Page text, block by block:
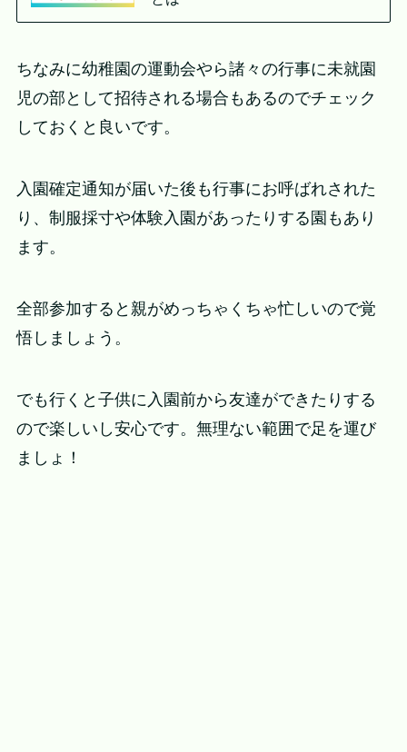
ちなみに幼稚園の運動会やら諸々の行事に未就園
児の部として招待される場合もあるのでチェック
しておくと良いです。
入園確定通知が届いた後も行事にお呼ばれされた
り、制服採寸や体験入園があったりする園もあり
ます。
全部参加すると親がめっちゃくちゃ忙しいので覚
悟しましょう。
でも行くと子供に入園前から友達ができたりする
ので楽しいし安心です。無理ない範囲で足を運び
ましょ！